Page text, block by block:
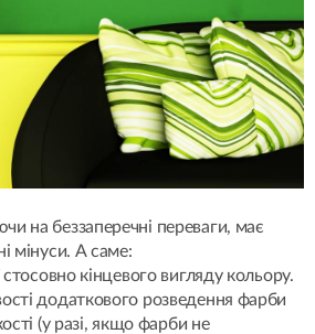
на беззаперечні переваги, має
мінуси. А саме:
стосовно кінцевого вигляду кольору.
додаткового розведення фарби
(у разі, якщо фарби не